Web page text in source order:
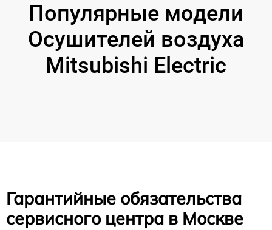
Популярные модели
Осушителей воздуха
Mitsubishi Electric
Гарантийные обязательства
сервисного центра в Москве